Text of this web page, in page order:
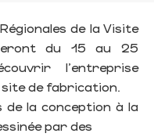
de la Visite
du 15 au 25
l'entreprise
de fabrication.
la conception à la
par des